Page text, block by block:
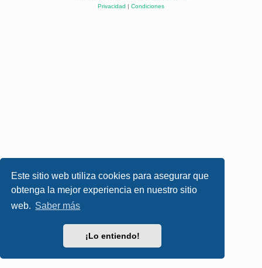
Este sitio web utiliza cookies para asegurar que
obtenga la mejor experiencia en nuestro sitio
web. Saber más
¡Lo entiendo!
Privacidad | Condiciones